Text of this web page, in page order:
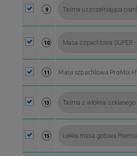
9
10
11 Masa szpachlowa ProMix
13
15